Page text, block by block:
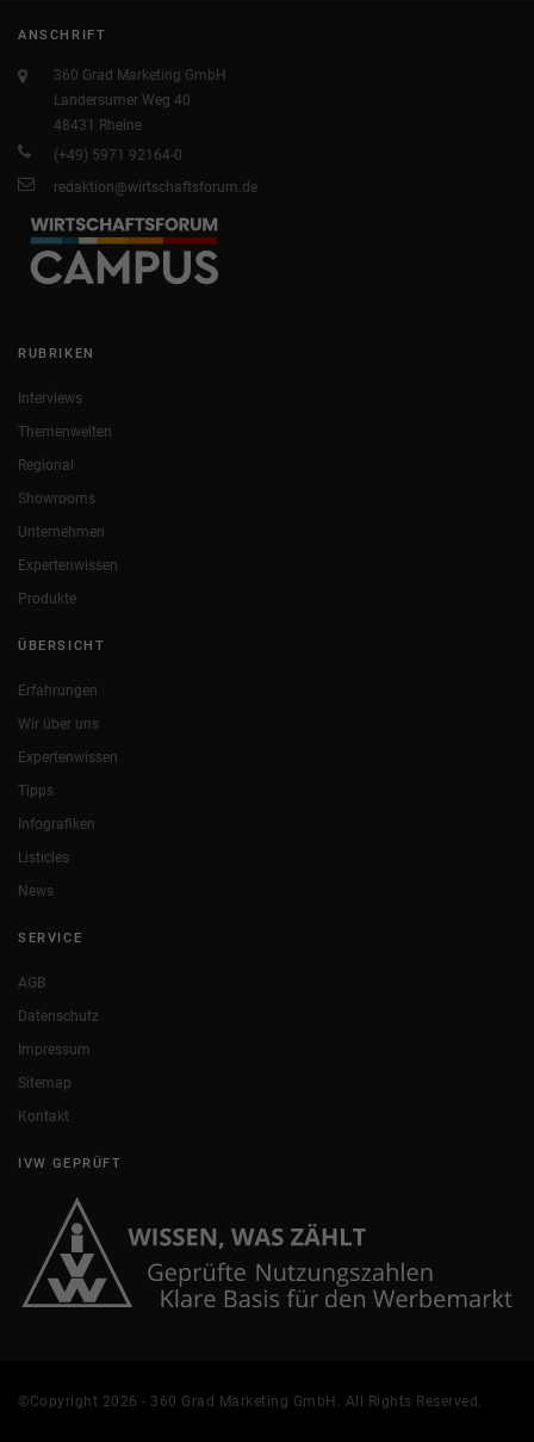
ANSCHRIFT
360 Grad Marketing GmbH
Landersumer Weg 40
48431 Rheine
(+49) 5971 92164-0
redaktion@wirtschaftsforum.de
RUBRIKEN
Interviews
Themenwelten
Regional
Showrooms
Unternehmen
Expertenwissen
Produkte
ÜBERSICHT
Erfahrungen
Wir über uns
Expertenwissen
Tipps
Infografiken
Listicles
News
SERVICE
AGB
Datenschutz
Impressum
Sitemap
Kontakt
IVW GEPRÜFT
©Copyright 2026 - 360 Grad Marketing GmbH. All Rights Reserved.